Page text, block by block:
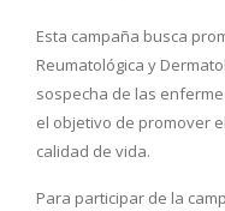
Esta campaña busca
Reumatológica y
sospecha de las
el objetivo de promover
calidad de vida.
Para participar de la